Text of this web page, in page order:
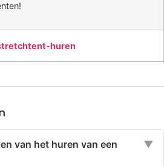
huren
van het huren van een
▼